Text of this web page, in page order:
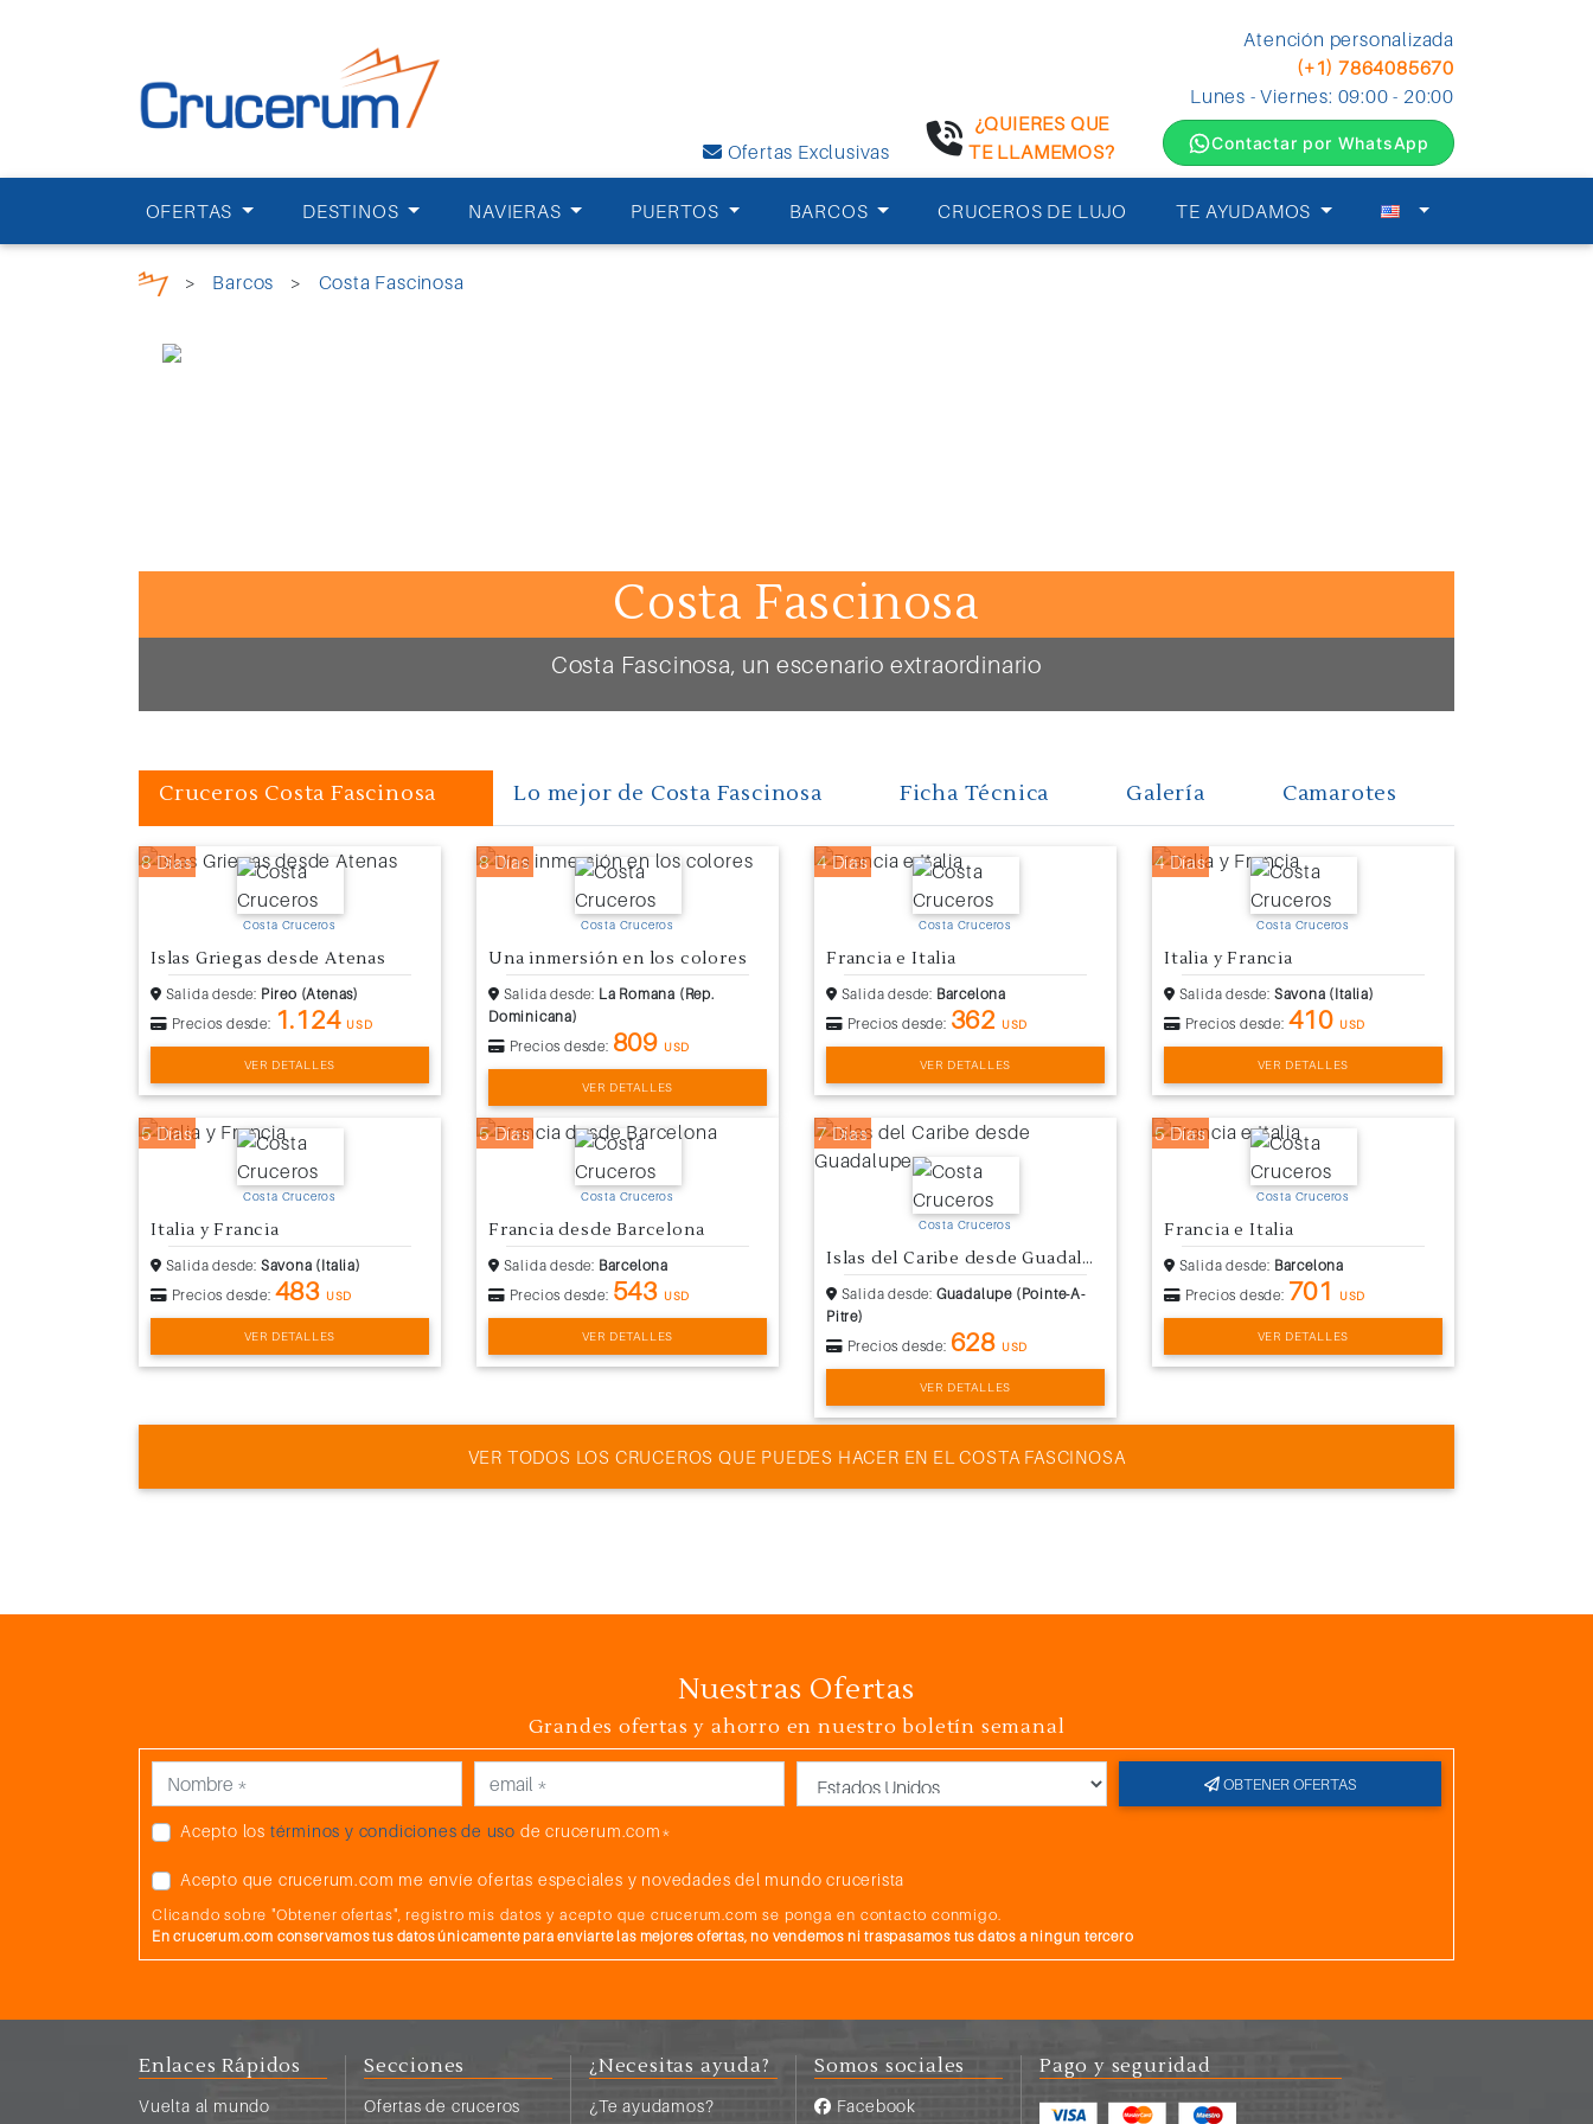
Ofertas Exclusivas
¿QUIERES QUE
TE LLAMEMOS?
Atención personalizada
(+1) 7864085670
Lunes - Viernes: 09:00 - 20:00
Contactar por WhatsApp
OFERTAS DESTINOS NAVIERAS PUERTOS BARCOS CRUCEROS DE LUJO TE AYUDAMOS
> Barcos > Costa Fascinosa
Costa Fascinosa
Costa Fascinosa, un escenario extraordinario
Cruceros Costa Fascinosa Lo mejor de Costa Fascinosa Ficha Técnica Galería Camarotes
8 Días
Costa Cruceros
Islas Griegas desde Atenas
Salida desde: Pireo (Atenas)
Precios desde: 1.124 USD
VER DETALLES
8 Días
Costa Cruceros
Una inmersión en los colores
Salida desde: La Romana (Rep.
Dominicana)
Precios desde: 809 USD
VER DETALLES
4 Días
Costa Cruceros
Francia e Italia
Salida desde: Barcelona
Precios desde: 362 USD
VER DETALLES
4 Días
Costa Cruceros
Italia y Francia
Salida desde: Savona (Italia)
Precios desde: 410 USD
VER DETALLES
5 Días
Costa Cruceros
Italia y Francia
Salida desde: Savona (Italia)
Precios desde: 483 USD
VER DETALLES
5 Días
Costa Cruceros
Francia desde Barcelona
Salida desde: Barcelona
Precios desde: 543 USD
VER DETALLES
7 Días
Costa Cruceros
Islas del Caribe desde Guadalupe
Salida desde: Guadalupe (Pointe-A-
Pitre)
Precios desde: 628 USD
VER DETALLES
5 Días
Costa Cruceros
Francia e Italia
Salida desde: Barcelona
Precios desde: 701 USD
VER DETALLES
VER TODOS LOS CRUCEROS QUE PUEDES HACER EN EL COSTA FASCINOSA
Nuestras Ofertas
Grandes ofertas y ahorro en nuestro boletín semanal
OBTENER OFERTAS
Acepto los términos y condiciones de uso de crucerum.com*
Acepto que crucerum.com me envíe ofertas especiales y novedades del mundo crucerista
Clicando sobre "Obtener ofertas", registro mis datos y acepto que crucerum.com se ponga en contacto conmigo.
En crucerum.com conservamos tus datos únicamente para enviarte las mejores ofertas, no vendemos ni traspasamos tus datos a ningun tercero
Enlaces Rápidos
Vuelta al mundo
Secciones
Ofertas de cruceros
¿Necesitas ayuda?
¿Te ayudamos?
Somos sociales
Facebook
Pago y seguridad